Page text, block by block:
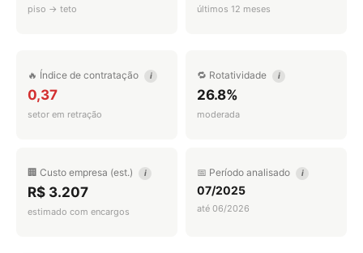
piso → teto últimos 12 meses
🔥 Índice de contratação i
0,37
setor em retração
🔁 Rotatividade i
26.8%
moderada
🏢 Custo empresa (est.) i
R$ 3.207
estimado com encargos
📅 Período analisado i
07/2025
até 06/2026